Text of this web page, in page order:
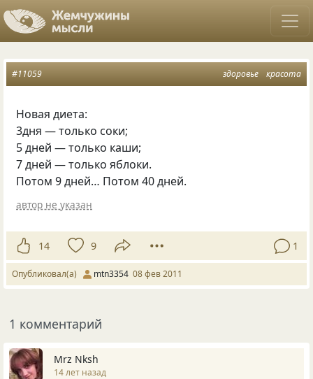
здоровье красота
#11059
Новая диета:
3дня — только соки;
5 дней — только каши;
7 дней — только яблоки.
Потом 9 дней… Потом 40 дней.
автор не указан
14 9 1
Опубликовал(а) mtn3354 08 фев 2011
1 комментарий
Mrz Nksh
14 лет назад